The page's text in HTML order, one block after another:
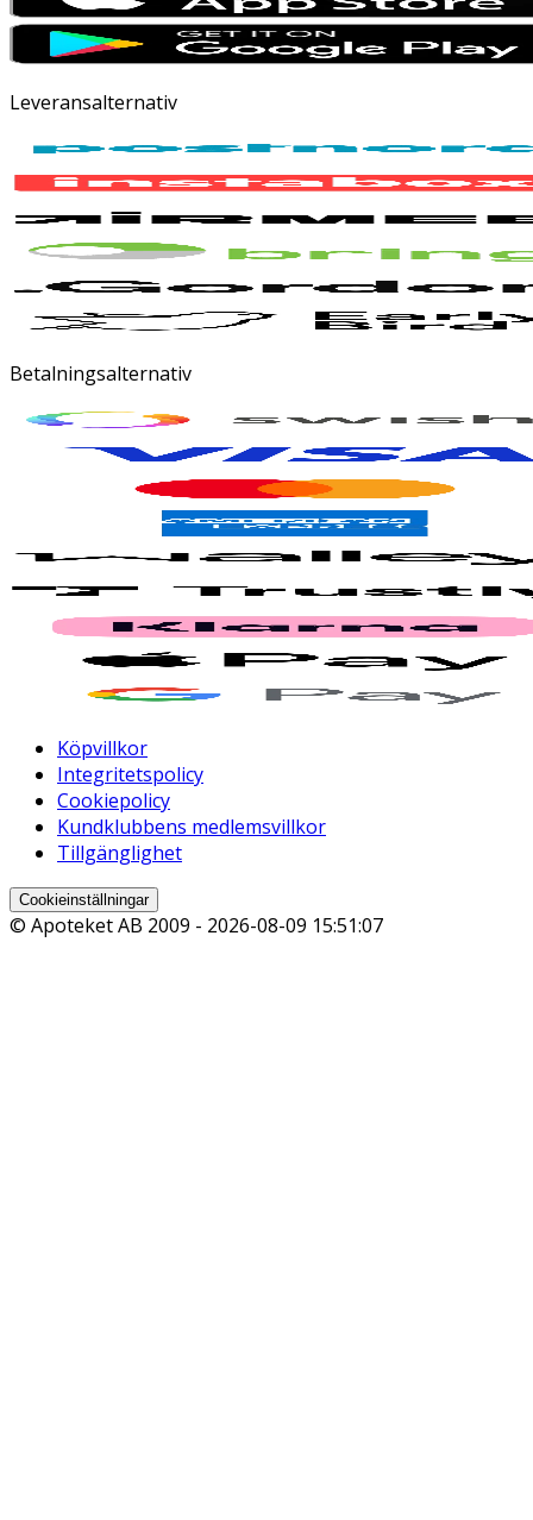
Leveransalternativ
Betalningsalternativ
Köpvillkor
Integritetspolicy
Cookiepolicy
Kundklubbens medlemsvillkor
Tillgänglighet
Cookieinställningar
© Apoteket AB 2009 - 2026-08-09 15:51:07